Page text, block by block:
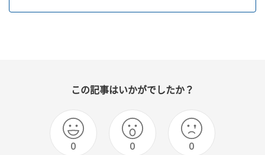
この記事はいかがでしたか？
0 0 0